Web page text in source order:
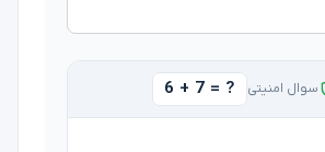
سوال امنیتی 6 + 7 = ?